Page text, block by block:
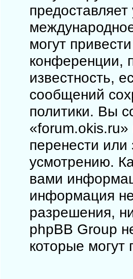
могут
конференции,
известность,
сообщений
политики. Вы
«forum.okis.ru»
перенести
усмотрению.
вами
информация
разрешения,
phpBB Group
которые могут